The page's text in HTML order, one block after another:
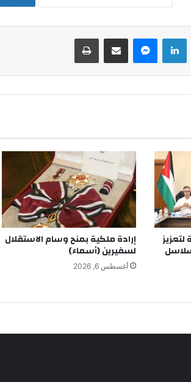
لينكدإن
إرادة ملكية بمنح وسام الاستقلال
لسفيرين (أسماء)
أغسطس 6, 2026